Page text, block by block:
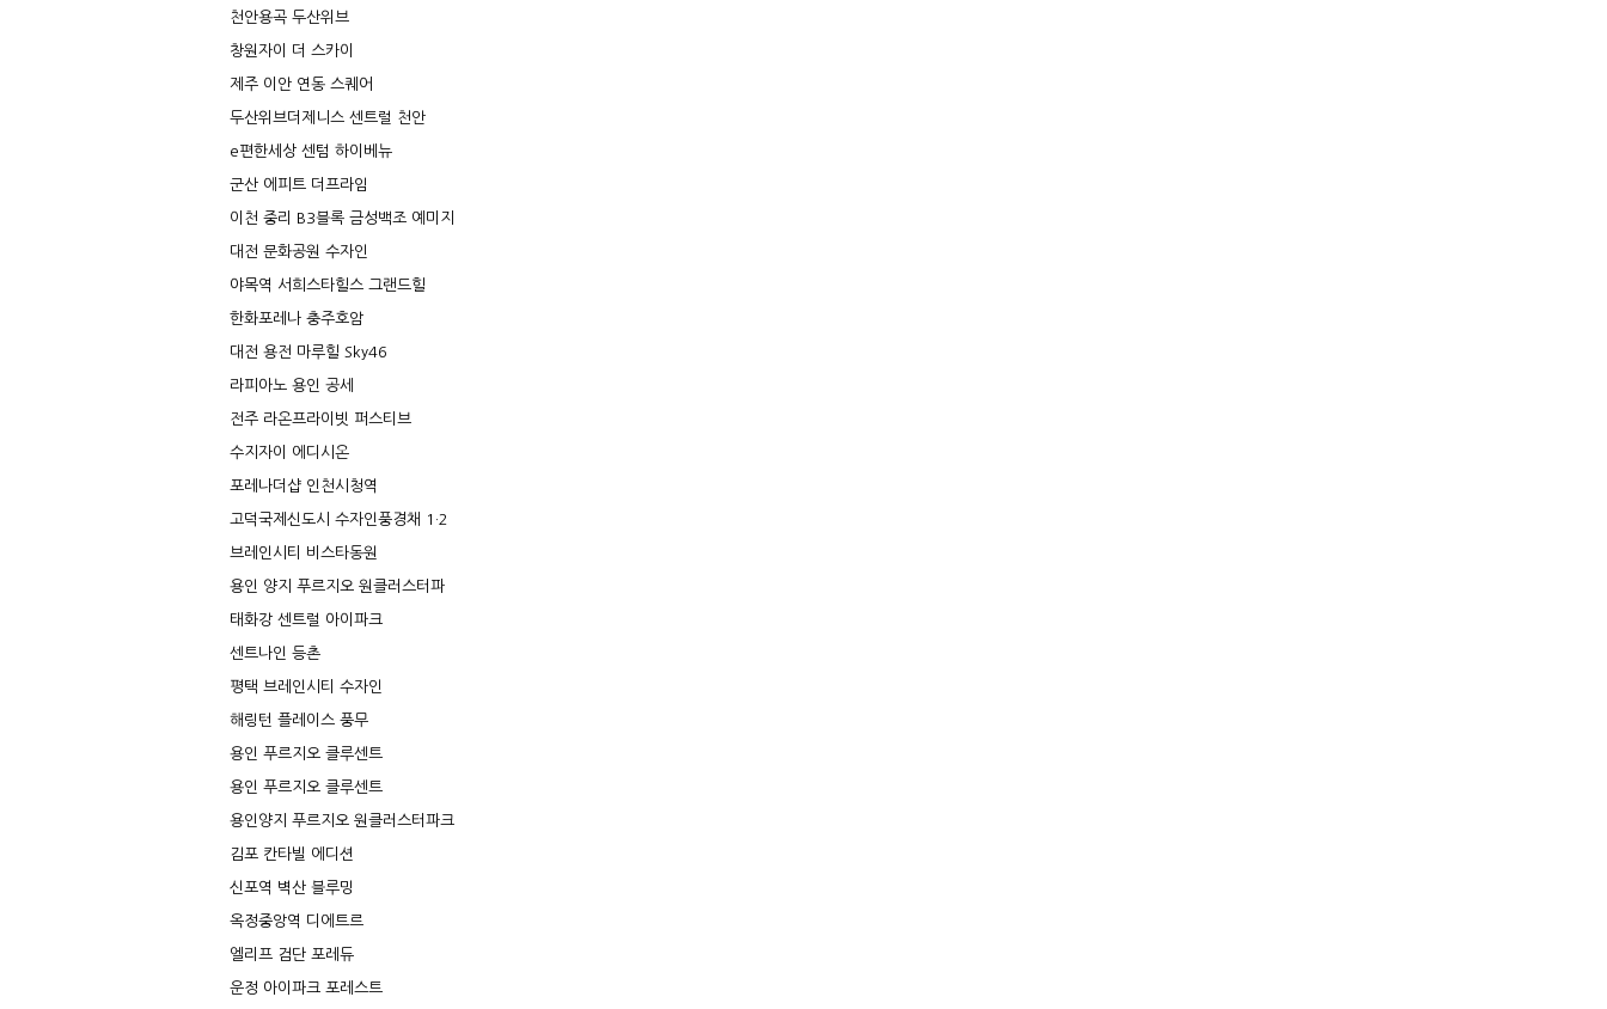
천안용곡 두산위브
창원자이 더 스카이
제주 이안 연동 스퀘어
두산위브더제니스 센트럴 천안
e편한세상 센텀 하이베뉴
군산 에피트 더프라임
이천 중리 B3블록 금성백조 예미지
대전 문화공원 수자인
야목역 서희스타힐스 그랜드힐
한화포레나 충주호암
대전 용전 마루힐 Sky46
라피아노 용인 공세
전주 라온프라이빗 퍼스티브
수지자이 에디시온
포레나더샵 인천시청역
고덕국제신도시 수자인풍경채 1·2
브레인시티 비스타동원
용인 양지 푸르지오 원클러스터파
태화강 센트럴 아이파크
센트나인 등촌
평택 브레인시티 수자인
해링턴 플레이스 풍무
용인 푸르지오 클루센트
용인 푸르지오 클루센트
용인양지 푸르지오 원클러스터파크
김포 칸타빌 에디션
신포역 벽산 블루밍
옥정중앙역 디에트르
엘리프 검단 포레듀
운정 아이파크 포레스트